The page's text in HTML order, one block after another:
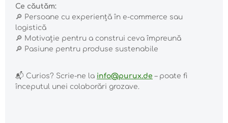
Ce căutăm:
🔎 Persoane cu experiență în e-commerce sau
logistică
🔎 Motivație pentru a construi ceva împreună
🔎 Pasiune pentru produse sustenabile
📬 Curios? Scrie-ne la info@purux.de – poate fi
începutul unei colaborări grozave.